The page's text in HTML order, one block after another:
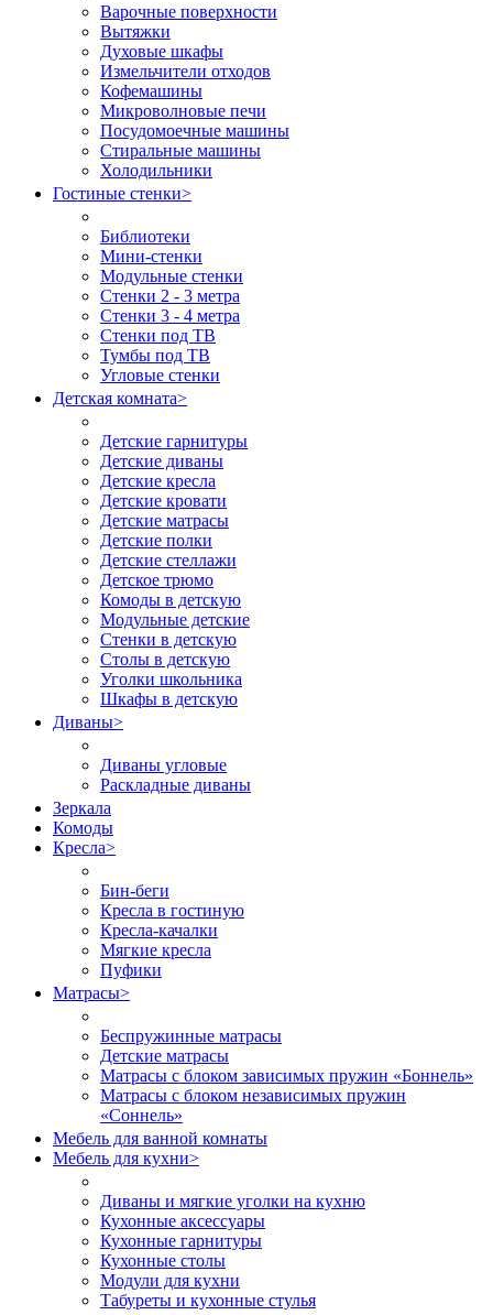
Варочные поверхности
Вытяжки
Духовые шкафы
Измельчители отходов
Кофемашины
Микроволновые печи
Посудомоечные машины
Стиральные машины
Холодильники
Гостиные стенки>
Библиотеки
Мини-стенки
Модульные стенки
Стенки 2 - 3 метра
Стенки 3 - 4 метра
Стенки под ТВ
Тумбы под ТВ
Угловые стенки
Детская комната>
Детские гарнитуры
Детские диваны
Детские кресла
Детские кровати
Детские матрасы
Детские полки
Детские стеллажи
Детское трюмо
Комоды в детскую
Модульные детские
Стенки в детскую
Столы в детскую
Уголки школьника
Шкафы в детскую
Диваны>
Диваны угловые
Раскладные диваны
Зеркала
Комоды
Кресла>
Бин-беги
Кресла в гостиную
Кресла-качалки
Мягкие кресла
Пуфики
Матрасы>
Беспружинные матрасы
Детские матрасы
Матрасы с блоком зависимых пружин «Боннель»
Матрасы с блоком независимых пружин
«Соннель»
Мебель для ванной комнаты
Мебель для кухни>
Диваны и мягкие уголки на кухню
Кухонные аксессуары
Кухонные гарнитуры
Кухонные столы
Модули для кухни
Табуреты и кухонные стулья